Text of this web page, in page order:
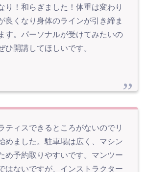
り！和らぎました！体重は変わり
良くなり身体のラインが引き締ま
す。パーソナルが受けてみたいの
ひ開講してほしいです。
ティスできるところがないのでリ
めました。駐車場は広く、マシン
め予約取りやすいです。マンツー
はないですが、インストラクター